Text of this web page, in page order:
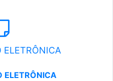
ELETRÔNICA
ELETRÔNICA